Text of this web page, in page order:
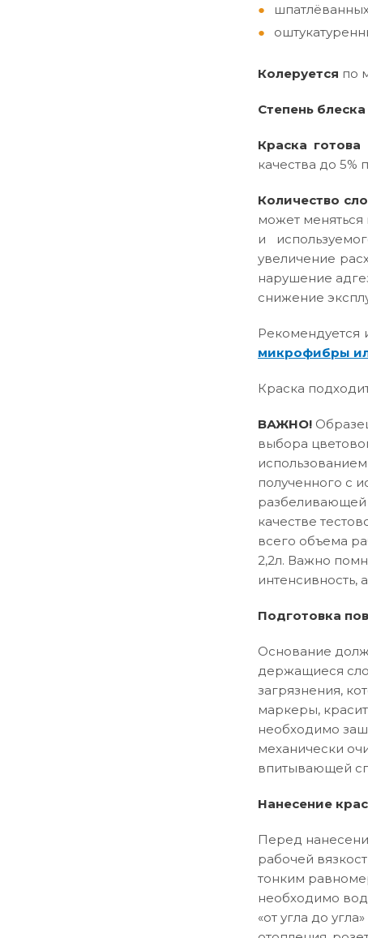
Колеруется по
Степень блеска
Краска
качества до 5%
Количество
может
и
увеличение
нарушение
снижение
Рекомендуется
микрофибры
Краска
ВАЖНО!
выбора
полученного с
разбеливающей
качестве
всего объема
2,2л. Важно
интенсивность,
Подготовка
Основание
держащиеся
загрязнения,
маркеры,
необходимо
механически
впитывающей
Нанесение
Перед
рабочей
тонким
необходимо
«от угла до